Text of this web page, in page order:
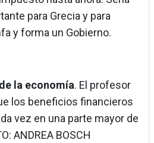
para Grecia y para
y forma un Gobierno.
la economía. El profesor
los beneficios financieros
vez en una parte mayor de
ANDREA BOSCH